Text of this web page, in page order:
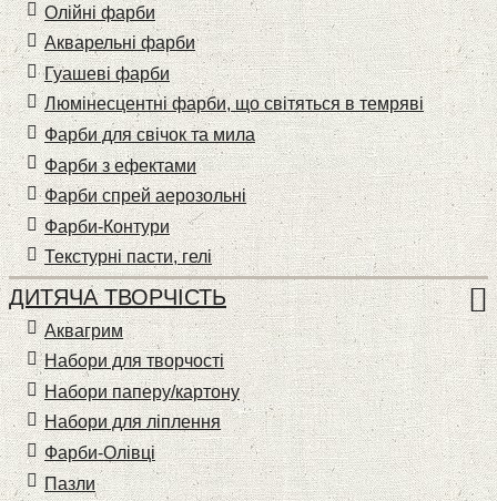
Олійні фарби
Акварельні фарби
Гуашеві фарби
Люмінесцентні фарби, що світяться в темряві
Фарби для свічок та мила
Фарби з ефектами
Фарби спрей аерозольні
Фарби-Контури
Текстурні пасти, гелі
ДИТЯЧА ТВОРЧІСТЬ
Аквагрим
Набори для творчості
Набори паперу/картону
Набори для ліплення
Фарби-Олівці
Пазли